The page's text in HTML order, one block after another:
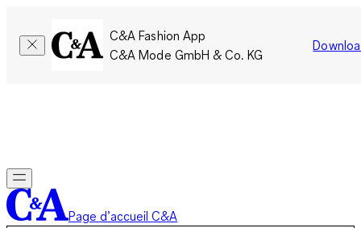
C&A Fashion App
C&A Mode GmbH & Co. KG
Page d’accueil C&A